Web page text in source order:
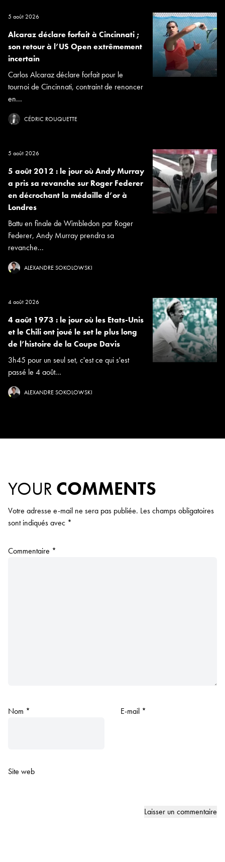
5 août 2026
Alcaraz déclare forfait à Cincinnati ;
son retour à l’US Open extrêmement
incertain
Carlos Alcaraz déclare forfait pour le
tournoi de Cincinnati, contraint de renoncer
en...
CÉDRIC ROUQUETTE
5 août 2026
5 août 2012 : le jour où Andy Murray
a pris sa revanche sur Roger Federer
en décrochant la médaille d’or à
Londres
Battu en finale de Wimbledon par Roger
Federer, Andy Murray prendra sa
revanche...
ALEXANDRE SOKOLOWSKI
4 août 2026
4 août 1973 : le jour où les Etats-Unis
et le Chili ont joué le set le plus long
de l’histoire de la Coupe Davis
3h45 pour un seul set, c'est ce qui s'est
passé le 4 août...
ALEXANDRE SOKOLOWSKI
YOUR COMMENTS
Votre adresse e-mail ne sera pas publiée. Les champs obligatoires
sont indiqués avec *
Commentaire *
Nom * E-mail *
Site web